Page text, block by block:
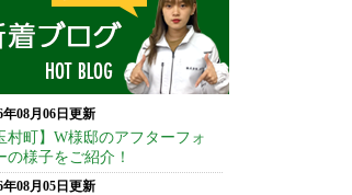
年08月06日更新
村町】W様邸のアフターフォ
の様子をご紹介！
年08月05日更新